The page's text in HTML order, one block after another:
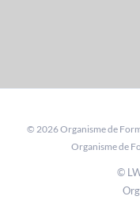
© 2026 Organisme de
Organisme de
©